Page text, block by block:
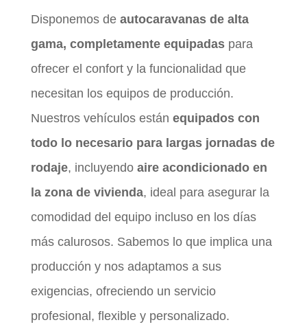
Disponemos de autocaravanas de alta
gama, completamente equipadaspara
ofrecer el confort y la funcionalidad que
necesitan los equipos de producción.
Nuestros vehículos están equipados con
todo lo necesario para largas jornadas de
rodaje, incluyendo aire acondicionado en
la zona de vivienda, ideal para asegurar la
comodidad del equipo incluso en los días
más calurosos. Sabemos lo que implica una
producción y nos adaptamos a sus
exigencias, ofreciendo un servicio
profesional, flexible y personalizado.